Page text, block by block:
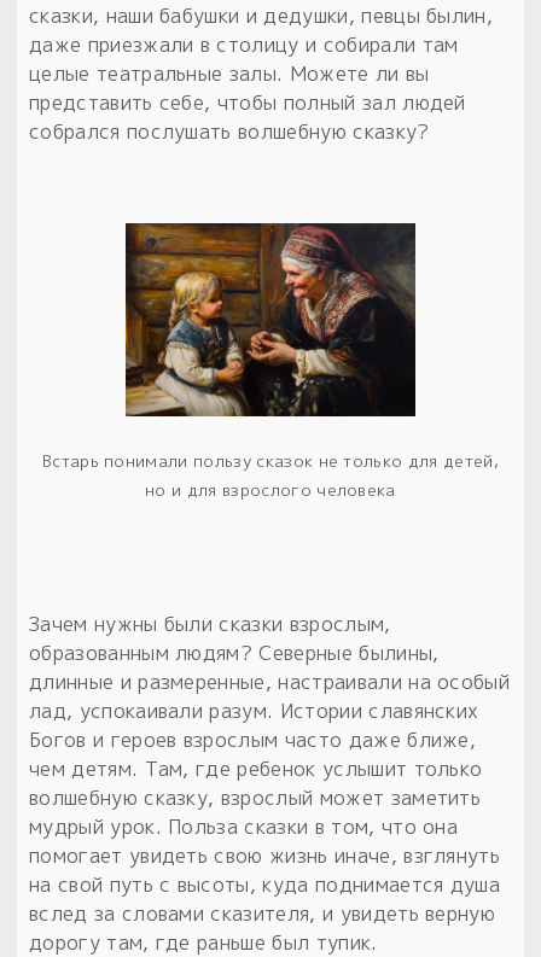
сказки, наши бабушки и дедушки, певцы былин,
даже приезжали в столицу и собирали там
целые театральные залы. Можете ли вы
представить себе, чтобы полный зал людей
собрался послушать волшебную сказку?
Встарь понимали пользу сказок не только для детей,
но и для взрослого человека
Зачем нужны были сказки взрослым,
образованным людям? Северные былины,
длинные и размеренные, настраивали на особый
лад, успокаивали разум. Истории славянских
Богов и героев взрослым часто даже ближе,
чем детям. Там, где ребенок услышит только
волшебную сказку, взрослый может заметить
мудрый урок. Польза сказки в том, что она
помогает увидеть свою жизнь иначе, взглянуть
на свой путь с высоты, куда поднимается душа
вслед за словами сказителя, и увидеть верную
дорогу там, где раньше был тупик.